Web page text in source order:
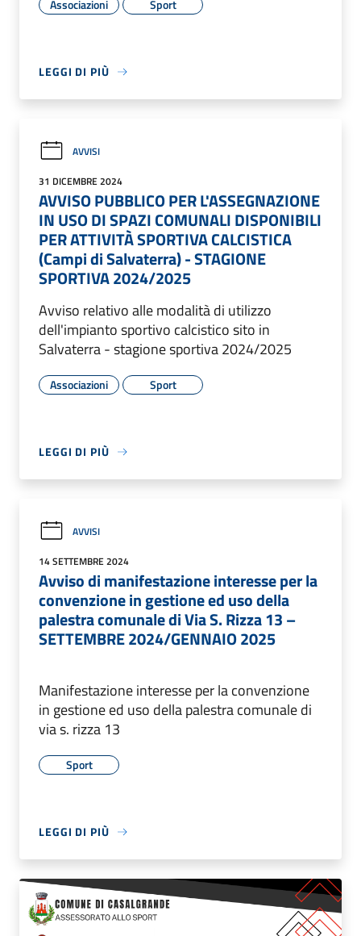
Associazioni Sport
LEGGI DI PIÙ
AVVISI
31 DICEMBRE 2024
AVVISO PUBBLICO PER L'ASSEGNAZIONE
IN USO DI SPAZI COMUNALI DISPONIBILI
PER ATTIVITÀ SPORTIVA CALCISTICA
(Campi di Salvaterra) - STAGIONE
SPORTIVA 2024/2025
Avviso relativo alle modalità di utilizzo
dell'impianto sportivo calcistico sito in
Salvaterra - stagione sportiva 2024/2025
Associazioni Sport
LEGGI DI PIÙ
AVVISI
14 SETTEMBRE 2024
Avviso di manifestazione interesse per la
convenzione in gestione ed uso della
palestra comunale di Via S. Rizza 13 –
SETTEMBRE 2024/GENNAIO 2025
Manifestazione interesse per la convenzione
in gestione ed uso della palestra comunale di
via s. rizza 13
Sport
LEGGI DI PIÙ